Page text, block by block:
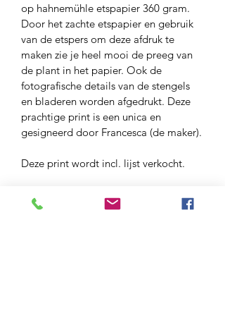
op hahnemühle etspapier 360 gram.
Door het zachte etspapier en gebruik
van de etspers om deze afdruk te
maken zie je heel mooi de preeg van
de plant in het papier. Ook de
fotografische details van de stengels
en bladeren worden afgedrukt. Deze
prachtige print is een unica en
gesigneerd door Francesca (de maker).
Deze print wordt incl. lijst verkocht.
Verzendkosten